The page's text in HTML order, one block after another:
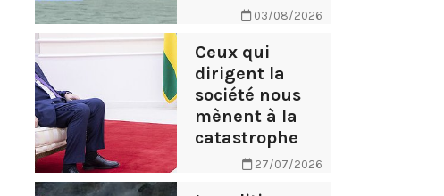
03/08/2026
Ceux qui
dirigent la
société nous
mènent à la
catastrophe
27/07/2026